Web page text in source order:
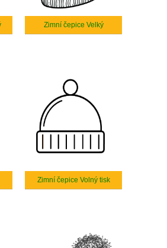
Zimní čepice Velký
Zimní čepice Volný tisk